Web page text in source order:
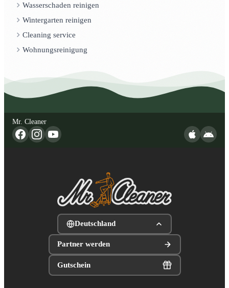
Wasserschaden reinigen
Wintergarten reinigen
Cleaning service
Wohnungsreinigung
Mr. Cleaner
Deutschland
Partner werden
Gutschein